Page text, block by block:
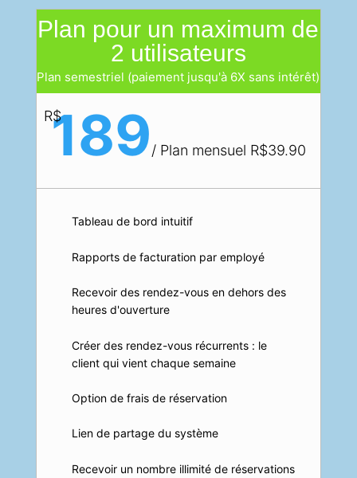
Plan pour un maximum de
2 utilisateurs
Plan semestriel (paiement jusqu'à 6X sans intérêt)
R$
189/Plan mensuel R$39.90
Tableau de bord intuitif
Rapports de facturation par employé
Recevoir des rendez-vous en dehors des
heures d'ouverture
Créer des rendez-vous récurrents : le
client qui vient chaque semaine
Option de frais de réservation
Lien de partage du système
Recevoir un nombre illimité de réservations